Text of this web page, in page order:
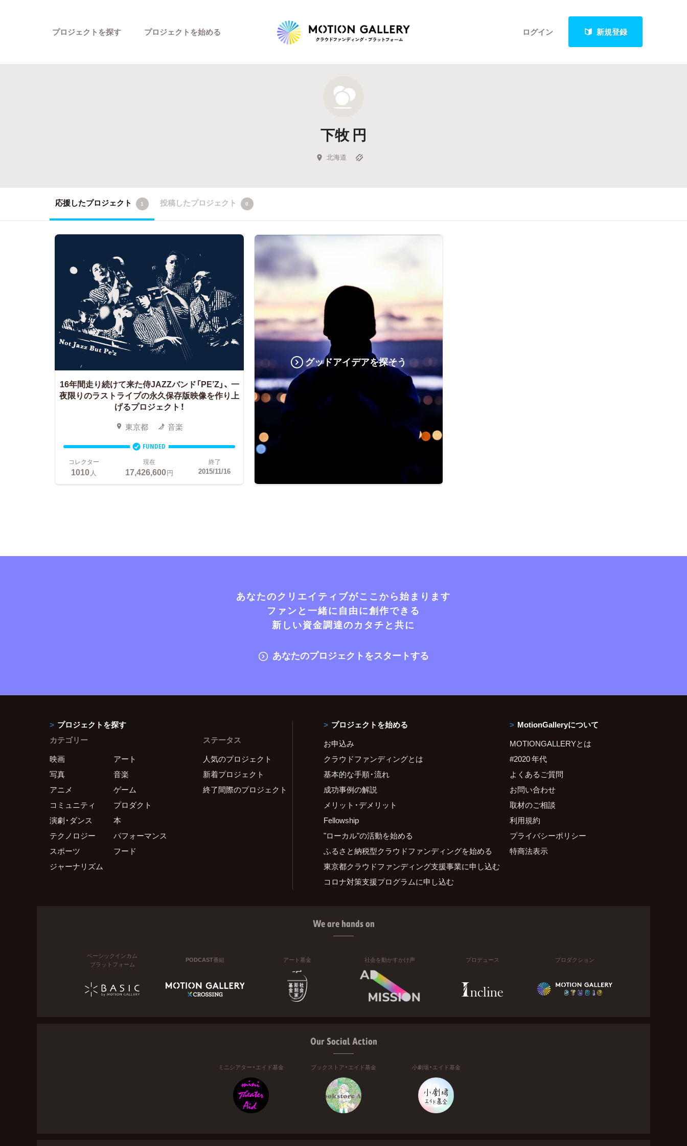
ログイン 新規登録
プロジェクトを探す
新着プロジェクト
Feature
キュレーターから探す
プロジェクトを始める
下牧 円
北海道
応援したプロジェクト 1 投稿したプロジェクト 0
16年間走り続けて来た侍JAZZバンド「PE’Z」、 一
夜限りのラストライブの永久保存版映像を作り上
げるプロジェクト！
東京都 音楽
FUNDED
コレクター
1010人
現在
17,426,600円
終了
2015/11/16
グッドアイデアを探そう
あなたのクリエイティブがここから始まります
ファンと一緒に自由に創作できる
新しい資金調達のカタチと共に
あなたのプロジェクトをスタートする
プロジェクトを探す
カテゴリー
映画
アート
写真
音楽
アニメ
ゲーム
コミュニティ
プロダクト
演劇・ダンス
本
テクノロジー
パフォーマンス
スポーツ
フード
ジャーナリズム
ステータス
人気のプロジェクト
新着プロジェクト
終了間際のプロジェクト
プロジェクトを始める
お申込み
クラウドファンディングとは
基本的な手順・流れ
成功事例の解説
メリット・デメリット
Fellowship
"ローカル"の活動を始める
ふるさと納税型クラウドファンディングを始める
東京都クラウドファンディング支援事業に申し込む
コロナ対策支援プログラムに申し込む
MotionGalleryについて
MOTIONGALLERYとは
#2020 年代
よくあるご質問
お問い合わせ
取材のご相談
利用規約
プライバシーポリシー
特商法表示
We are hands on
ベーシックインカム
プラットフォーム
PODCAST番組 アート基金 社会を動かすかけ声 プロデュース プロダクション
Our Social Action
ミニシアター・エイド基金 ブックストア・エイド基金 小劇場・エイド基金